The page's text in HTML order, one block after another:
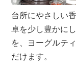
台所にやさしい
卓を少し豊かに
を、ヨーグルテ
だけます。